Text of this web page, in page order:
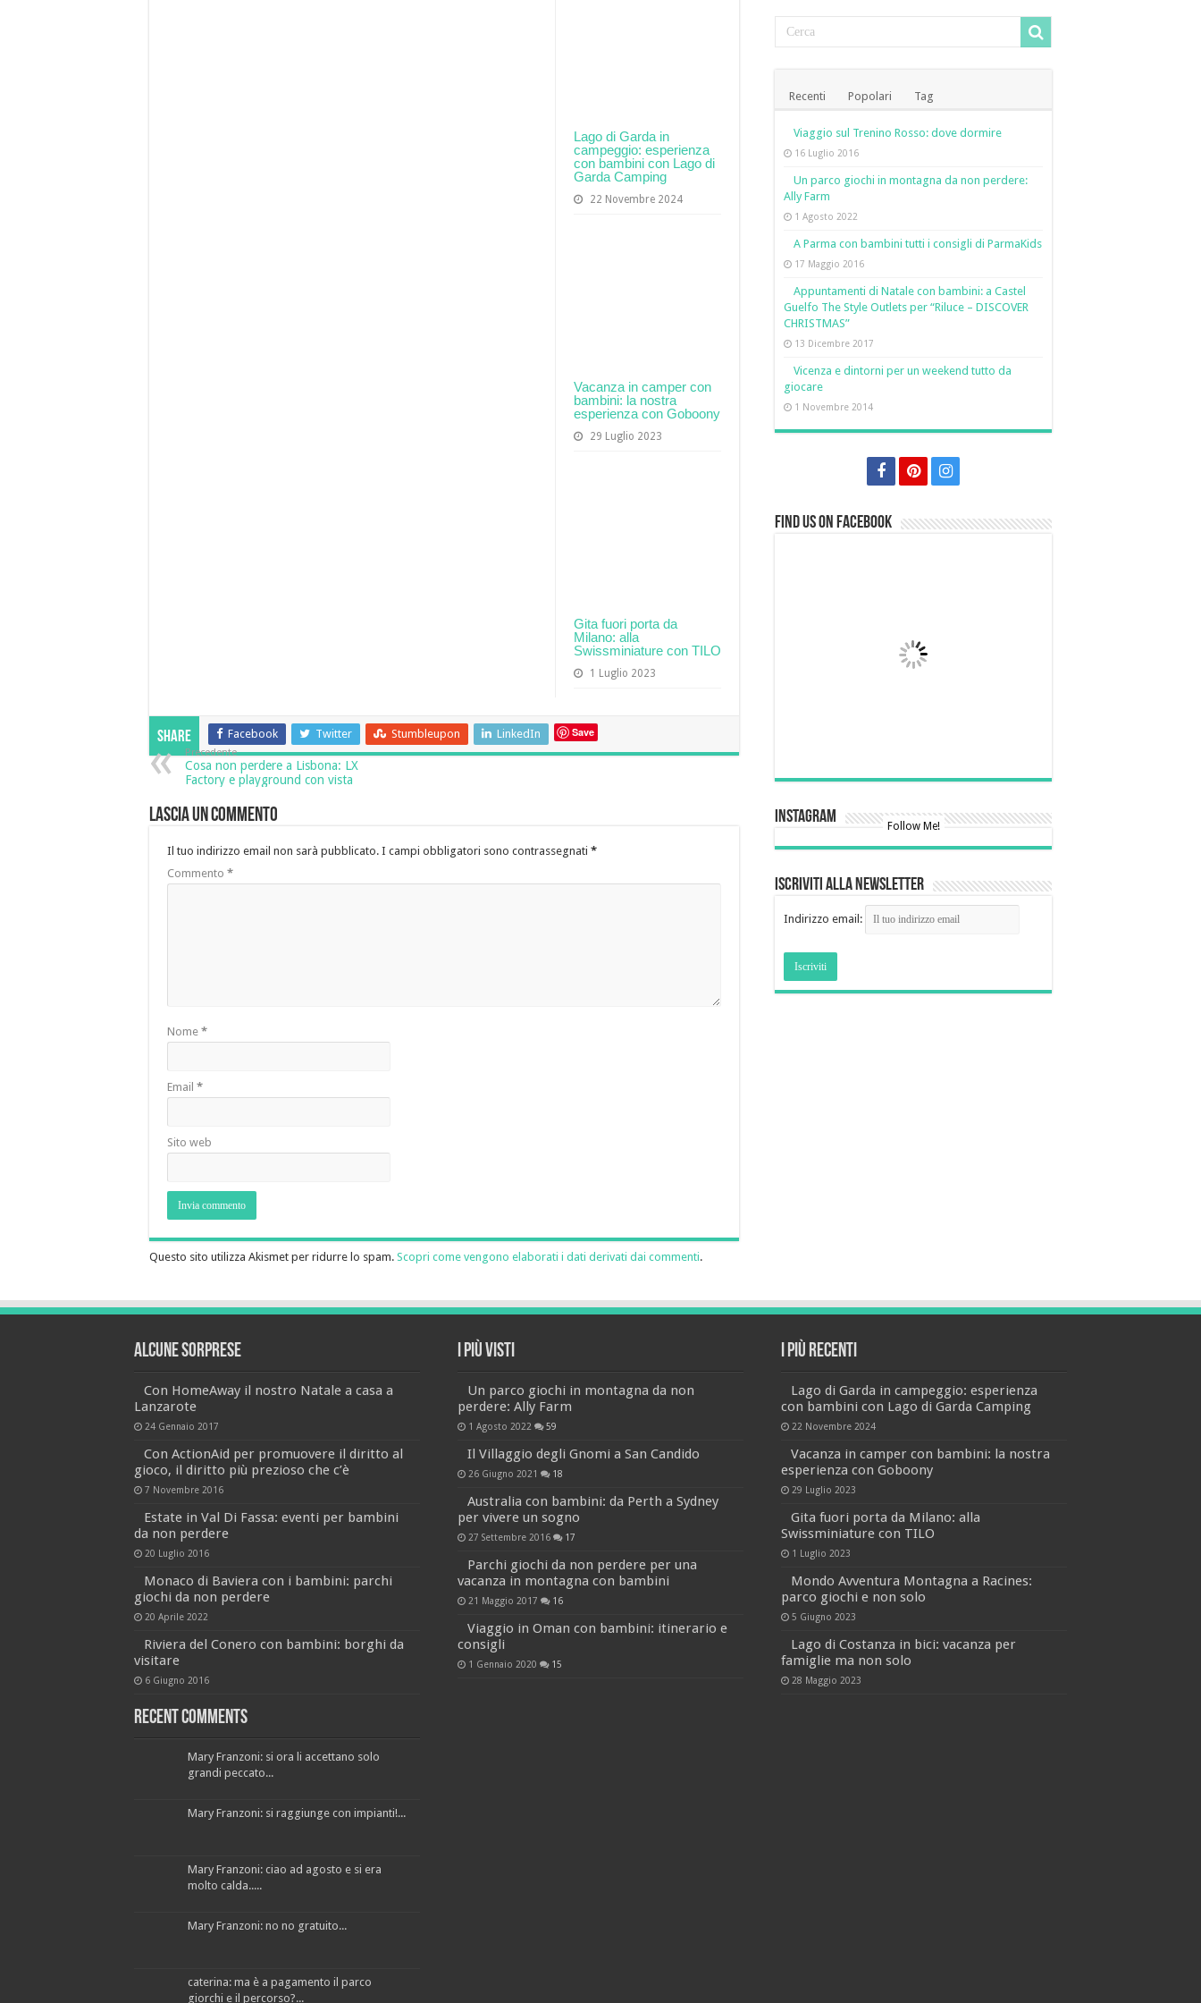
Lago di Garda in
campeggio: esperienza
con bambini con Lago di
Garda Camping
22 Novembre 2024
Vacanza in camper con
bambini: la nostra
esperienza con Goboony
29 Luglio 2023
Gita fuori porta da
Milano: alla
Swissminiature con TILO
1 Luglio 2023
Share Facebook Twitter Stumbleupon LinkedIn Save
Precedente
Cosa non perdere a Lisbona: LX
Factory e playground con vista
Lascia un commento
Il tuo indirizzo email non sarà pubblicato. I campi obbligatori sono contrassegnati *
Commento *
Nome *
Email *
Sito web
Questo sito utilizza Akismet per ridurre lo spam. Scopri come vengono elaborati i dati derivati dai commenti.
Recenti Popolari Tag
Viaggio sul Trenino Rosso: dove dormire
16 Luglio 2016
Un parco giochi in montagna da non perdere:
Ally Farm
1 Agosto 2022
A Parma con bambini tutti i consigli di ParmaKids
17 Maggio 2016
Appuntamenti di Natale con bambini: a Castel
Guelfo The Style Outlets per “Riluce – DISCOVER
CHRISTMAS”
13 Dicembre 2017
Vicenza e dintorni per un weekend tutto da
giocare
1 Novembre 2014
Find us on Facebook
Instagram Follow Me!
Iscriviti alla newsletter
Indirizzo email:
Alcune sorprese
Con HomeAway il nostro Natale a casa a
Lanzarote
24 Gennaio 2017
Con ActionAid per promuovere il diritto al
gioco, il diritto più prezioso che c’è
7 Novembre 2016
Estate in Val Di Fassa: eventi per bambini
da non perdere
20 Luglio 2016
Monaco di Baviera con i bambini: parchi
giochi da non perdere
20 Aprile 2022
Riviera del Conero con bambini: borghi da
visitare
6 Giugno 2016
Recent Comments
Mary Franzoni: si ora li accettano solo
grandi peccato...
Mary Franzoni: si raggiunge con impianti!...
Mary Franzoni: ciao ad agosto e si era
molto calda.....
Mary Franzoni: no no gratuito...
caterina: ma è a pagamento il parco
giorchi e il percorso?...
I più visti
Un parco giochi in montagna da non
perdere: Ally Farm
1 Agosto 2022 59
Il Villaggio degli Gnomi a San Candido
26 Giugno 2021 18
Australia con bambini: da Perth a Sydney
per vivere un sogno
27 Settembre 2016 17
Parchi giochi da non perdere per una
vacanza in montagna con bambini
21 Maggio 2017 16
Viaggio in Oman con bambini: itinerario e
consigli
1 Gennaio 2020 15
I più recenti
Lago di Garda in campeggio: esperienza
con bambini con Lago di Garda Camping
22 Novembre 2024
Vacanza in camper con bambini: la nostra
esperienza con Goboony
29 Luglio 2023
Gita fuori porta da Milano: alla
Swissminiature con TILO
1 Luglio 2023
Mondo Avventura Montagna a Racines:
parco giochi e non solo
5 Giugno 2023
Lago di Costanza in bici: vacanza per
famiglie ma non solo
28 Maggio 2023